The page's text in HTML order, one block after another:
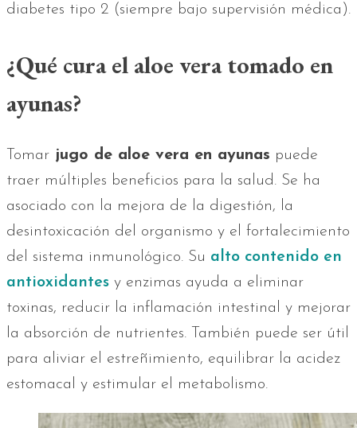
diabetes tipo 2 (siempre bajo supervisión médica).
¿Qué cura el aloe vera tomado en
ayunas?
Tomar jugo de aloe vera en ayunas puede
traer múltiples beneficios para la salud. Se ha
asociado con la mejora de la digestión, la
desintoxicación del organismo y el fortalecimiento
del sistema inmunológico. Su alto contenido en
antioxidantes y enzimas ayuda a eliminar
toxinas, reducir la inflamación intestinal y mejorar
la absorción de nutrientes. También puede ser útil
para aliviar el estreñimiento, equilibrar la acidez
estomacal y estimular el metabolismo.